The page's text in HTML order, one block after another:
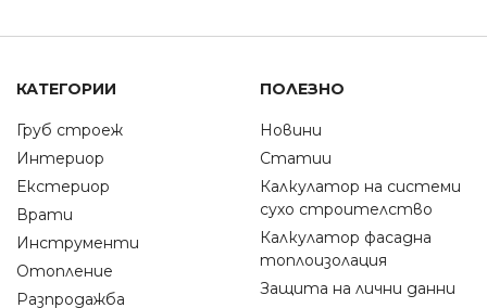
КАТЕГОРИИ
Груб строеж
Интериор
Екстериор
Врати
Инструменти
Отопление
Разпродажба
ПОЛЕЗНО
Новини
Статии
Калкулатор на системи
сухо строителство
Калкулатор фасадна
топлоизолация
Защита на лични данни